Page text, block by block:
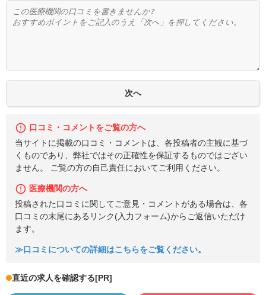
口コミ・コメントをご覧の方へ
当サイトに掲載の口コミ・コメントは、各投稿者の主観に基づ
くものであり、弊社ではその正確性を保証するものではござい
ません。 ご覧の方の自己責任においてご利用ください。
医療機関の方へ
投稿された口コミに関してご意見・コメントがある場合は、各
口コミの末尾にあるリンク(入力フォーム)からご返信いただけ
ます。
≫口コミについての詳細はこちらをご覧ください。
直近の求人を確認する[PR]